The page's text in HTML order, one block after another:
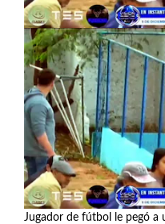
Jugador de fútbol le pegó